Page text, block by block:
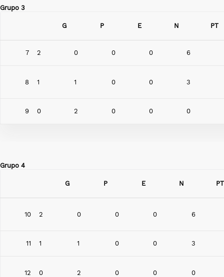
Grupo 3
G P E N PT
7 2 0 0 0 6
8 1 1 0 0 3
9 0 2 0 0 0
Grupo 4
G P E N PT
10 2 0 0 0 6
11 1 1 0 0 3
12 0 2 0 0 0